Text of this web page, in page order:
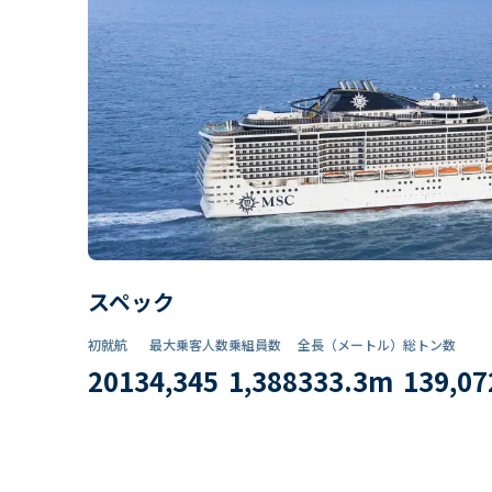
スペック
初就航
2013
最大乗客人数
4,345
乗組員数​
1,388
全長（メートル）
333.3m
総トン数​